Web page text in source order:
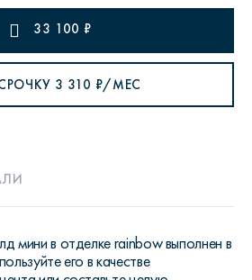
33 100 ₽
3 310 ₽/МЕС
мини в отделке rainbow выполнен в
его в качестве